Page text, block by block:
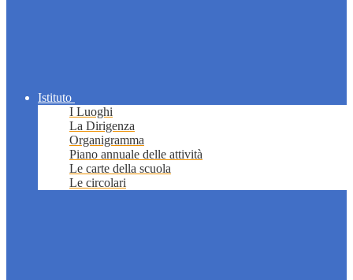
Istituto
I Luoghi
La Dirigenza
Organigramma
Piano annuale delle attività
Le carte della scuola
Le circolari